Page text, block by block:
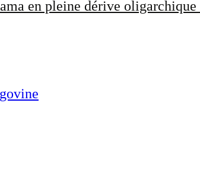
en pleine dérive oligarchique